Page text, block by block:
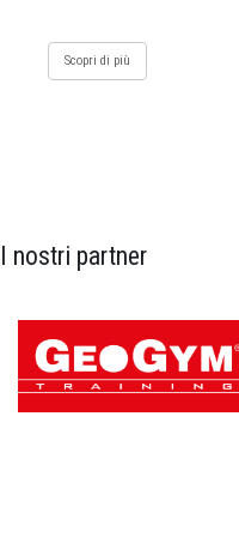
Scopri di più
I nostri partner